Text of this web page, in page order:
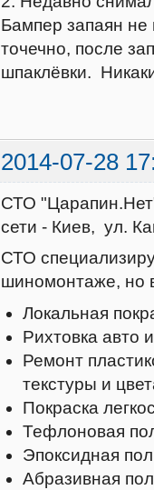
Бампер запаян не
точечно, после
шпаклёвки.
2014-07-28
СТО
сети - Киев, ул.
СТО
шиномонтаже, но
Локальная
Рихтовка авто
Ремонт
текстуры и
Покраска
Тефлоновая
Эпоксидная
Абразивная